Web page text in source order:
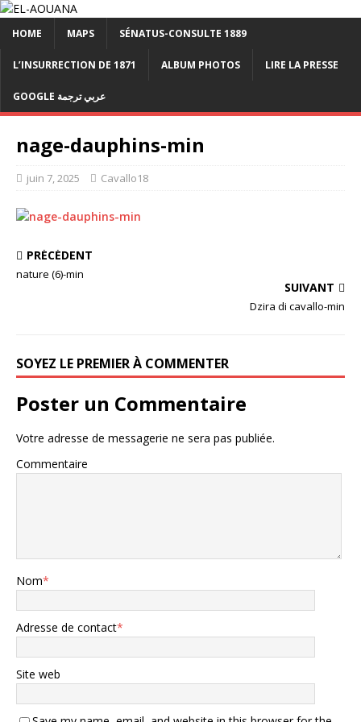
HOME MAPS SÉNATUS-CONSULTE 1889
L’INSURRECTION DE 1871 ALBUM PHOTOS LIRE LA PRESSE
GOOGLE عربي ترجمة
nage-dauphins-min
juin 7, 2025 Cavallo18
PRÉCÉDENT
nature (6)-min
SUIVANT
Dzira di cavallo-min
SOYEZ LE PREMIER À COMMENTER
Poster un Commentaire
Votre adresse de messagerie ne sera pas publiée.
Commentaire
Nom*
Adresse de contact*
Site web